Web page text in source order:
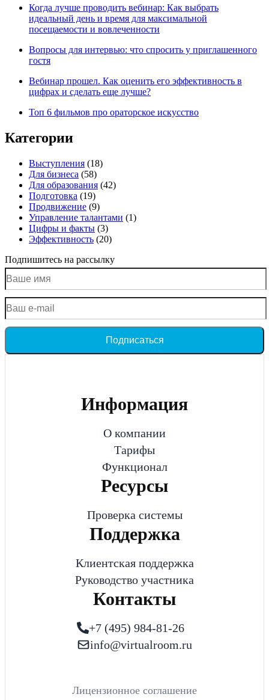
Когда лучше проводить вебинар: Как выбрать
идеальный день и время для максимальной
посещаемости и вовлеченности
Вопросы для интервью: что спросить у приглашенного
гостя
Вебинар прошел. Как оценить его эффективность в
цифрах и сделать еще лучше?
Топ 6 фильмов про ораторское искусство
Категории
Выступления (18)
Для бизнеса (58)
Для образования (42)
Подготовка (19)
Продвижение (9)
Управление талантами (1)
Цифры и факты (3)
Эффективность (20)
Подпишитесь на рассылку
Подписаться
Информация
О компании
Тарифы
Функционал
Ресурсы
Проверка системы
Поддержка
Клиентская поддержка
Руководство участника
Контакты
+7 (495) 984-81-26
info@virtualroom.ru
Лицензионное соглашение